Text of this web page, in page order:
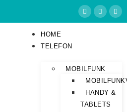
HOME
TELEFON
MOBILFUNK
HANDY &
TABLETS